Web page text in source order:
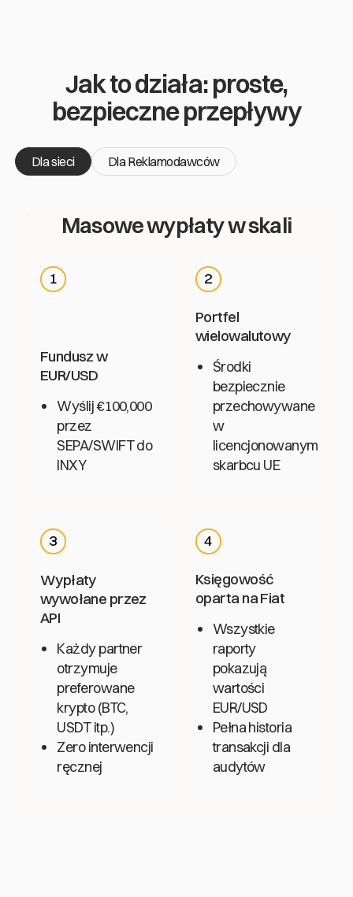
Jak to działa: proste,
bezpieczne przepływy
Dla sieci Dla Reklamodawców
Masowe wypłaty w skali
1
Fundusz w
EUR/USD
Wyślij €100,000
przez
SEPA/SWIFT do
INXY
2
Portfel
wielowalutowy
Środki
bezpiecznie
przechowywane
w
licencjonowanym
skarbcu UE
3
Wypłaty
wywołane przez
API
Każdy partner
otrzymuje
preferowane
krypto (BTC,
USDT itp.)
Zero interwencji
ręcznej
4
Księgowość
oparta na Fiat
Wszystkie
raporty
pokazują
wartości
EUR/USD
Pełna historia
transakcji dla
audytów